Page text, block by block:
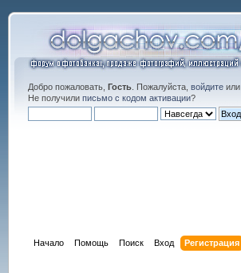
Добро пожаловать, Гость. Пожалуйста, войдитеили
Не получили письмо с кодом активации?
Начало Помощь Поиск Вход Регистрация